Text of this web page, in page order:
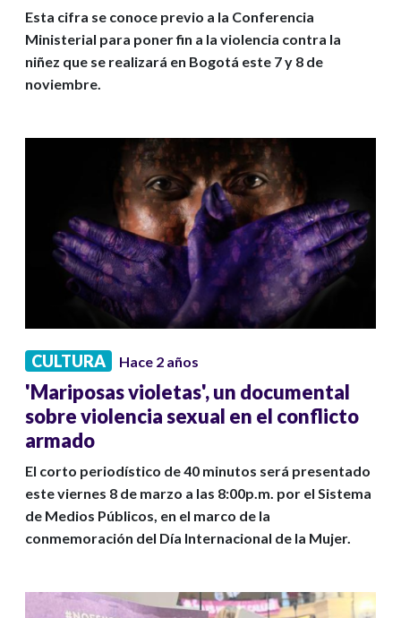
Esta cifra se conoce previo a la Conferencia
Ministerial para poner fin a la violencia contra la
niñez que se realizará en Bogotá este 7 y 8 de
noviembre.
CULTURA Hace 2 años
'Mariposas violetas', un documental
sobre violencia sexual en el conflicto
armado
El corto periodístico de 40 minutos será presentado
este viernes 8 de marzo a las 8:00p.m. por el Sistema
de Medios Públicos, en el marco de la
conmemoración del Día Internacional de la Mujer.